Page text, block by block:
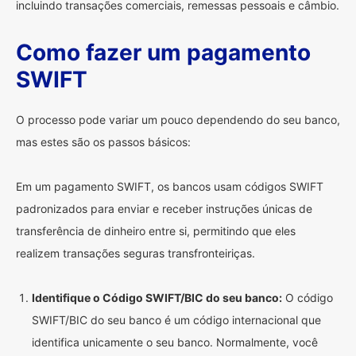
incluindo transações comerciais, remessas pessoais e câmbio.
Como fazer um pagamento
SWIFT
O processo pode variar um pouco dependendo do seu banco,
mas estes são os passos básicos:
Em um pagamento SWIFT, os bancos usam códigos SWIFT
padronizados para enviar e receber instruções únicas de
transferência de dinheiro entre si, permitindo que eles
realizem transações seguras transfronteiriças.
Identifique o Código SWIFT/BIC do seu banco: O código
SWIFT/BIC do seu banco é um código internacional que
identifica unicamente o seu banco. Normalmente, você